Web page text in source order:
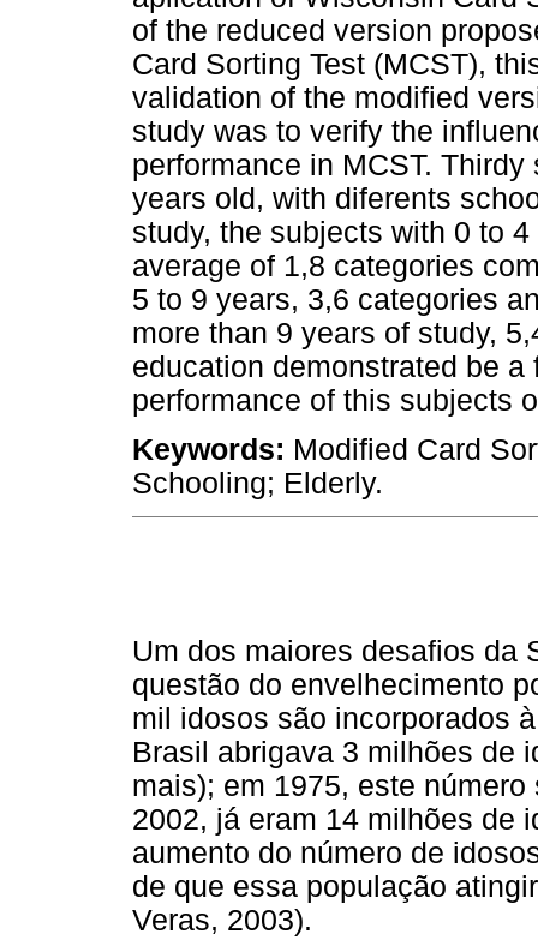
of the reduced version
Card Sorting Test (MCST),
validation of the modified
study was to verify the
performance in MCST.
years old, with diferents
study, the subjects with 0 to
average of 1,8 categories
5 to 9 years, 3,6 categories
more than 9 years of study,
education demonstrated be
performance of this subjects
Keywords: Modified Card
Schooling; Elderly.
Um dos maiores desafios da
questão do envelhecimento
mil idosos são incorporados
Brasil abrigava 3 milhões de
mais); em 1975, este
2002, já eram 14 milhões de
aumento do número de
de que essa população
Veras, 2003).